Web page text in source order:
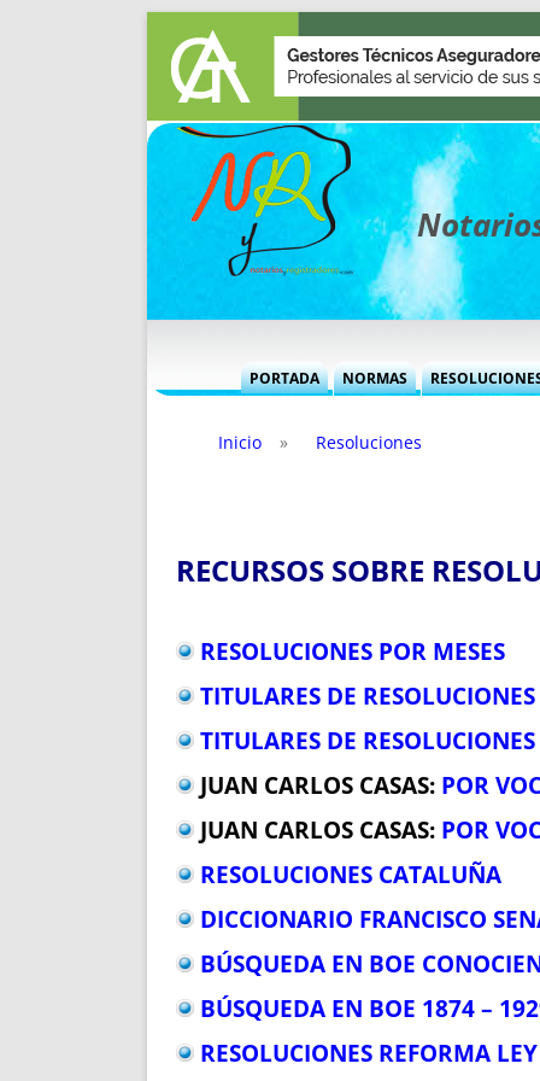
PORTADA NORMAS
INFORMES MENSUALES
NO DESESPERES
FUTURAS NORMAS
LH Y
Inicio » Resoluciones
RECURSOS SOBRE
RESOLUCIONES POR MESES
TITULARES DE
TITULARES DE
JUAN CARLOS CASAS: POR
JUAN CARLOS CASAS: POR
RESOLUCIONES CATALUÑA
DICCIONARIO FRANCISCO
BÚSQUEDA EN BOE
BÚSQUEDA EN BOE 1874 –
RESOLUCIONES REFORMA